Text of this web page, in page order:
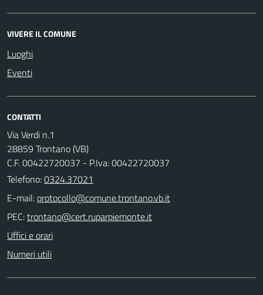
VIVERE IL COMUNE
Luoghi
Eventi
CONTATTI
Via Verdi n.1
28859 Trontano (VB)
C.F. 00422720037 - P.Iva: 00422720037
Telefono:0324.37021
E-mail:
PEC:
Uffici e orari
Numeri utili